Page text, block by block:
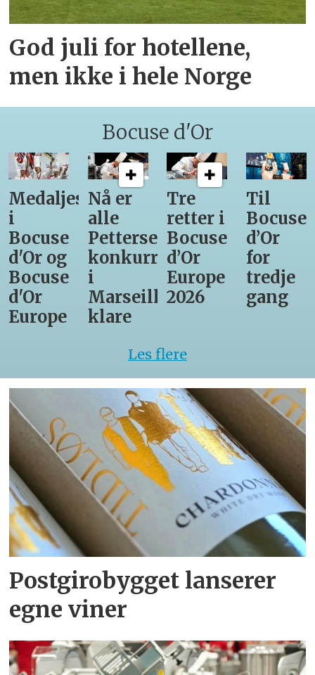
God juli for hotellene,
men ikke i hele Norge
Bocuse d'Or
Medaljestatistikk
i
Bocuse
d'Or og
Bocuse
d'Or
Europe
Nå er
alle
Pettersens
konkurrenter
i
Marseille
klare
Tre
retter i
Bocuse
d’Or
Europe
2026
Til
Bocuse
d’Or
for
tredje
gang
Les flere
Postgirobygget lanserer
egne viner